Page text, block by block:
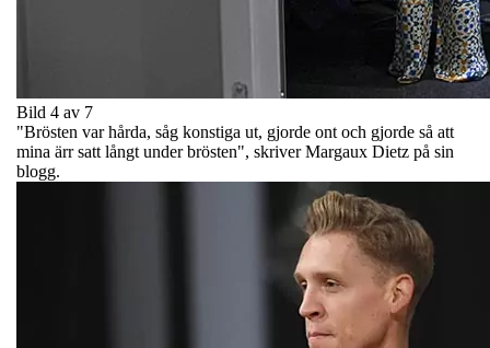
Bild 4 av 7
"Brösten var hårda, såg konstiga ut, gjorde ont och gjorde så att
mina ärr satt långt under brösten", skriver Margaux Dietz på sin
blogg.